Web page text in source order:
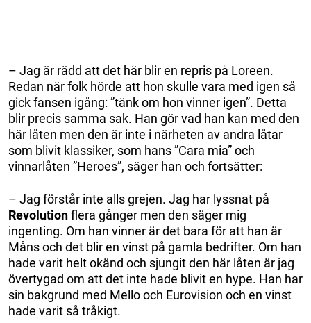
– Jag är rädd att det här blir en repris på Loreen.
Redan när folk hörde att hon skulle vara med igen så
gick fansen igång: ”tänk om hon vinner igen”. Detta
blir precis samma sak. Han gör vad han kan med den
här låten men den är inte i närheten av andra låtar
som blivit klassiker, som hans ”Cara mia” och
vinnarlåten ”Heroes”, säger han och fortsätter:
– Jag förstår inte alls grejen. Jag har lyssnat på
Revolutionflera gånger men den säger mig
ingenting. Om han vinner är det bara för att han är
Måns och det blir en vinst på gamla bedrifter. Om han
hade varit helt okänd och sjungit den här låten är jag
övertygad om att det inte hade blivit en hype. Han har
sin bakgrund med Mello och Eurovision och en vinst
hade varit så tråkigt.